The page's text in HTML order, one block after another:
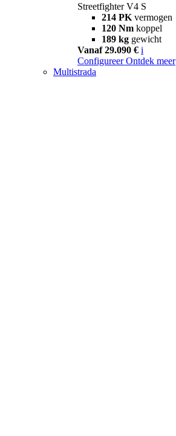
Streetfighter V4 S
214 PK vermogen
120 Nm koppel
189 kg gewicht
Vanaf 29.090 € i
Configureer Ontdek meer
Multistrada